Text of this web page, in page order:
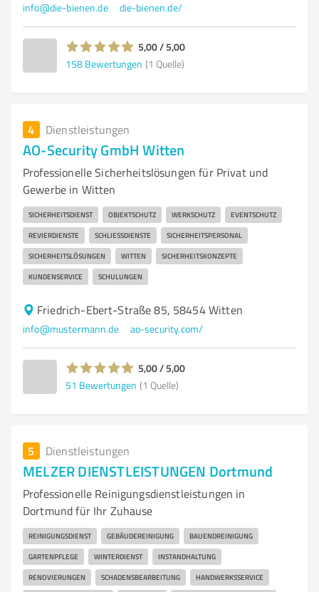
info@die-bienen.de die-bienen.de/
5,00 / 5,00
158 Bewertungen (1 Quelle)
4 Dienstleistungen
AO-Security GmbH Witten
Professionelle Sicherheitslösungen für Privat und
Gewerbe in Witten
SICHERHEITSDIENST OBJEKTSCHUTZ WERKSCHUTZ EVENTSCHUTZ
REVIERDIENSTE SCHLIESSDIENSTE SICHERHEITSPERSONAL
SICHERHEITSLÖSUNGEN WITTEN SICHERHEITSKONZEPTE
KUNDENSERVICE SCHULUNGEN
Friedrich-Ebert-Straße 85, 58454 Witten
info@mustermann.de ao-security.com/
5,00 / 5,00
51 Bewertungen (1 Quelle)
5 Dienstleistungen
MELZER DIENSTLEISTUNGEN Dortmund
Professionelle Reinigungsdienstleistungen in
Dortmund für Ihr Zuhause
REINIGUNGSDIENST GEBÄUDEREINIGUNG BAUENDREINIGUNG
GARTENPFLEGE WINTERDIENST INSTANDHALTUNG
RENOVIERUNGEN SCHADENSBEARBEITUNG HANDWERKSSERVICE